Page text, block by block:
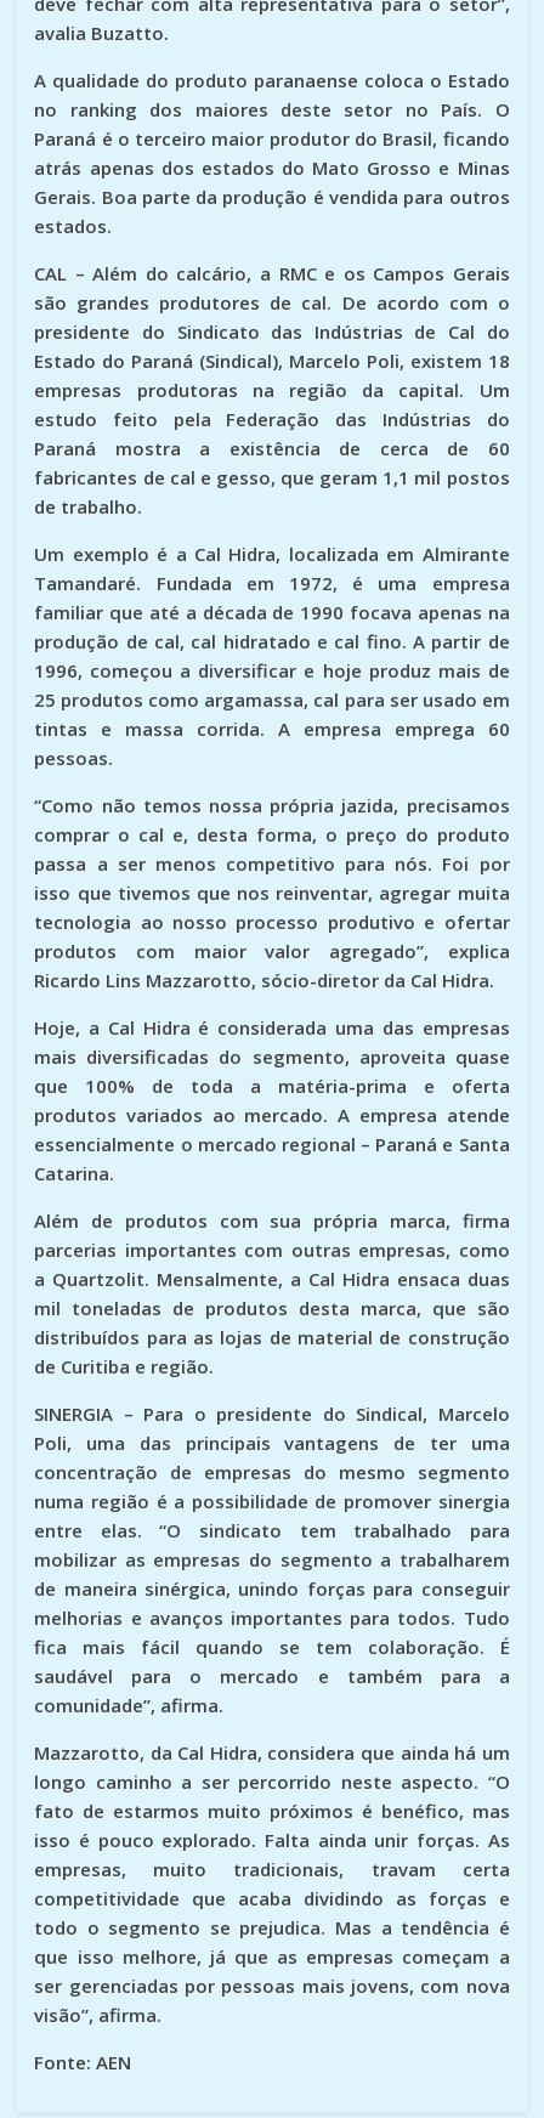
avalia Buzatto.
A qualidade do produto paranaense coloca o Estado
no ranking dos maiores deste setor no País. O
Paraná é o terceiro maior produtor do Brasil, ficando
atrás apenas dos estados do Mato Grosso e Minas
Gerais. Boa parte da produção é vendida para outros
estados.
CAL – Além do calcário, a RMC e os Campos Gerais
são grandes produtores de cal. De acordo com o
presidente do Sindicato das Indústrias de Cal do
Estado do Paraná (Sindical), Marcelo Poli, existem 18
empresas produtoras na região da capital. Um
estudo feito pela Federação das Indústrias do
Paraná mostra a existência de cerca de 60
fabricantes de cal e gesso, que geram 1,1 mil postos
de trabalho.
Um exemplo é a Cal Hidra, localizada em Almirante
Tamandaré. Fundada em 1972, é uma empresa
familiar que até a década de 1990 focava apenas na
produção de cal, cal hidratado e cal fino. A partir de
1996, começou a diversificar e hoje produz mais de
25 produtos como argamassa, cal para ser usado em
tintas e massa corrida. A empresa emprega 60
pessoas.
“Como não temos nossa própria jazida, precisamos
comprar o cal e, desta forma, o preço do produto
passa a ser menos competitivo para nós. Foi por
isso que tivemos que nos reinventar, agregar muita
tecnologia ao nosso processo produtivo e ofertar
produtos com maior valor agregado”, explica
Ricardo Lins Mazzarotto, sócio-diretor da Cal Hidra.
Hoje, a Cal Hidra é considerada uma das empresas
mais diversificadas do segmento, aproveita quase
que 100% de toda a matéria-prima e oferta
produtos variados ao mercado. A empresa atende
essencialmente o mercado regional – Paraná e Santa
Catarina.
Além de produtos com sua própria marca, firma
parcerias importantes com outras empresas, como
a Quartzolit. Mensalmente, a Cal Hidra ensaca duas
mil toneladas de produtos desta marca, que são
distribuídos para as lojas de material de construção
de Curitiba e região.
SINERGIA – Para o presidente do Sindical, Marcelo
Poli, uma das principais vantagens de ter uma
concentração de empresas do mesmo segmento
numa região é a possibilidade de promover sinergia
entre elas. “O sindicato tem trabalhado para
mobilizar as empresas do segmento a trabalharem
de maneira sinérgica, unindo forças para conseguir
melhorias e avanços importantes para todos. Tudo
fica mais fácil quando se tem colaboração. É
saudável para o mercado e também para a
comunidade”, afirma.
Mazzarotto, da Cal Hidra, considera que ainda há um
longo caminho a ser percorrido neste aspecto. “O
fato de estarmos muito próximos é benéfico, mas
isso é pouco explorado. Falta ainda unir forças. As
empresas, muito tradicionais, travam certa
competitividade que acaba dividindo as forças e
todo o segmento se prejudica. Mas a tendência é
que isso melhore, já que as empresas começam a
ser gerenciadas por pessoas mais jovens, com nova
visão”, afirma.
Fonte: AEN